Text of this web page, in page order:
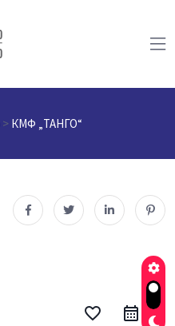
> КМФ „ТАНГО“
favorite_border